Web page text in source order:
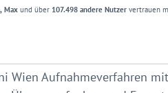
Maxund über 107.498 andere Nutzervertrauen
Wien Aufnahmeverfahren